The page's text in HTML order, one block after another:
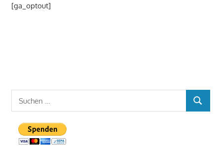
[ga_optout]
SUCHEN